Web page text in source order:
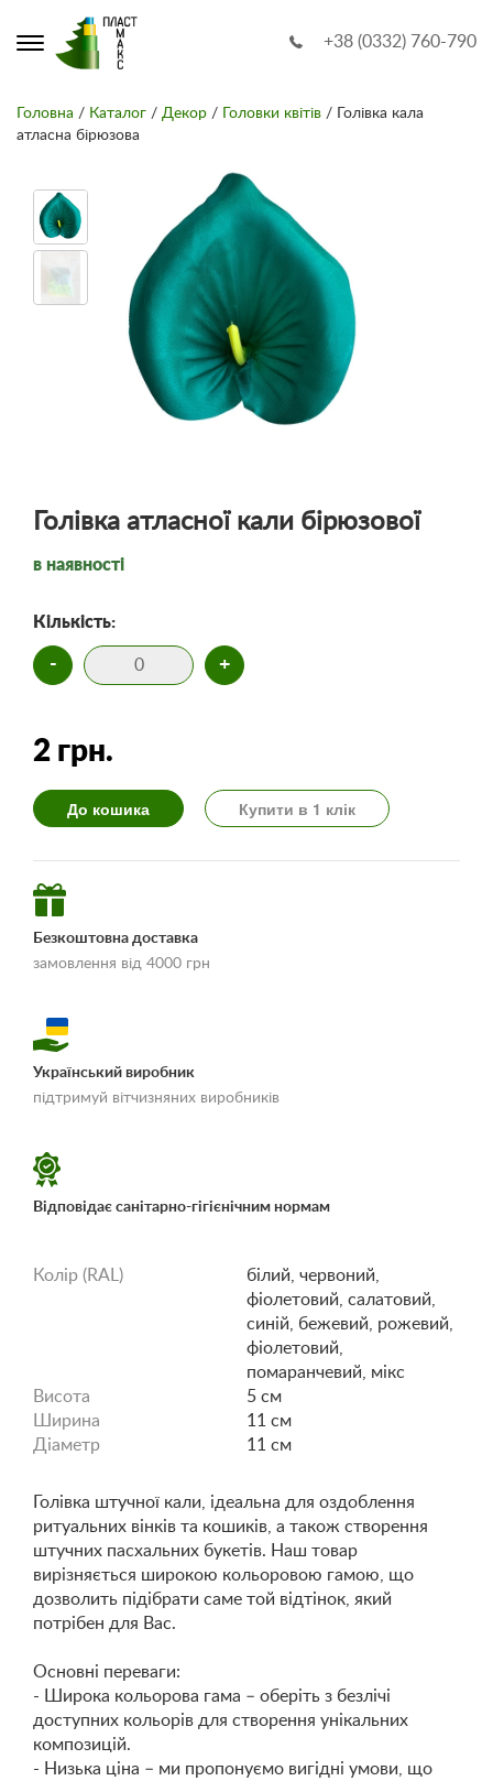
+38 (0332) 760-790
Головна / Каталог / Декор / Головки квітів / Голівка кала
атласна бірюзова
Голівка атласної кали бірюзової
в наявності
Кількість:
- +
2 грн.
До кошика Купити в 1 клік
Безкоштовна доставка
замовлення від 4000 грн
«Умови доставки і
Український виробник
підтримуй вітчизняних виробників
Відповідає санітарно-гігієнічним нормам
Колір (RAL)
білий, червоний,
фіолетовий, салатовий,
синій, бежевий, рожевий,
фіолетовий,
помаранчевий, мікс
Висота
5 см
Ширина
11 см
Діаметр
11 см
Голівка штучної кали, ідеальна для оздоблення
ритуальних вінків та кошиків, а також створення
штучних пасхальних букетів. Наш товар
вирізняється широкою кольоровою гамою, що
дозволить підібрати саме той відтінок, який
потрібен для Вас.
Основні переваги:
- Широка кольорова гама – оберіть з безлічі
доступних кольорів для створення унікальних
композицій.
- Низька ціна – ми пропонуємо вигідні умови, що